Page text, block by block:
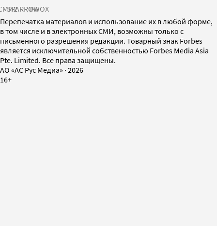
SPARROWINFOX
Перепечатка материалов и использование их в любой форме,
в том числе и в электронных СМИ, возможны только с
письменного разрешения редакции. Товарный знак Forbes
является исключительной собственностью Forbes Media Asia
Pte. Limited. Все права защищены.
AO «АС Рус Медиа» · 2026
16+